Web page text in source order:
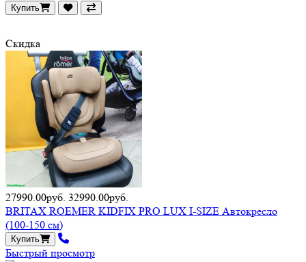
Купить
Скидка
27990.00руб. 32990.00руб.
BRITAX ROEMER KIDFIX PRO LUX I-SIZE Автокресло
(100-150 см)
Купить
Быстрый просмотр